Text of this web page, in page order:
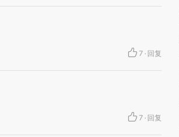
7 · 回复
7 · 回复